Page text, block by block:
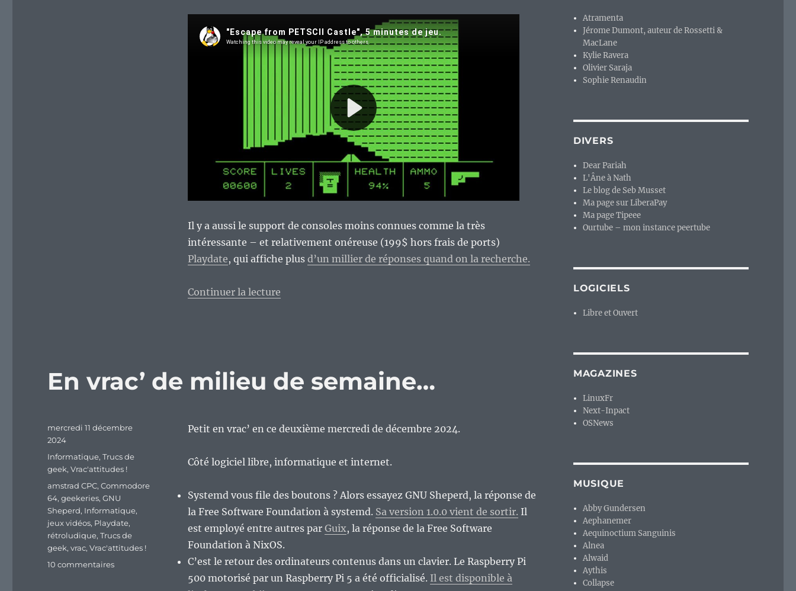
Il y a aussi le support de consoles moins connues comme la très
intéressante – et relativement onéreuse (199$ hors frais de ports)
Playdate, qui affiche plus d’un millier de réponses quand on la recherche.
Continuer la lecturede « Itch.io, une source presque sans fin de bons jeux indépendants. »
En vrac’ de milieu de semaine…
Petit en vrac’ en ce deuxième mercredi de décembre 2024.
Côté logiciel libre, informatique et internet.
Systemd vous file des boutons ? Alors essayez GNU Sheperd, la réponse de
la Free Software Foundation à systemd. Sa version 1.0.0 vient de sortir. Il
est employé entre autres par Guix, la réponse de la Free Software
Foundation à NixOS.
C’est le retour des ordinateurs contenus dans un clavier. Le Raspberry Pi
500 motorisé par un Raspberry Pi 5 a été officialisé. Il est disponible à
Publié
le
mercredi 11 décembre
2024
Catégories
Informatique,Trucs de
geek,Vrac'attitudes !
Étiquettes
amstrad CPC,Commodore
64,geekeries,GNU
Sheperd, Informatique,
jeux vidéos, Playdate,
rétroludique,Trucs de
geek,vrac,Vrac'attitudes !
10 commentairessur
Atramenta
Jérome Dumont, auteur de Rossetti &
MacLane
Kylie Ravera
Olivier Saraja
Sophie Renaudin
DIVERS
Dear Pariah
L'Âne à Nath
Le blog de Seb Musset
Ma page sur LiberaPay
Ma page Tipeee
Ourtube – mon instance peertube
LOGICIELS
Libre et Ouvert
MAGAZINES
LinuxFr
Next-Inpact
OSNews
MUSIQUE
Abby Gundersen
Aephanemer
Aequinoctium Sanguinis
Alnea
Alwaid
Aythis
Collapse